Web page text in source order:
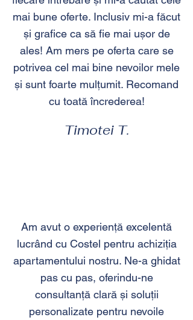
mai bune oferte. Inclusiv mi-a făcut
și grafice ca să fie mai ușor de
ales! Am mers pe oferta care se
potrivea cel mai bine nevoilor mele
și sunt foarte mulțumit. Recomand
cu toată încrederea!
Timotei T.
Am avut o experiență excelentă
lucrând cu Costel pentru achiziția
apartamentului nostru. Ne-a ghidat
pas cu pas, oferindu-ne
consultanță clară și soluții
personalizate pentru nevoile